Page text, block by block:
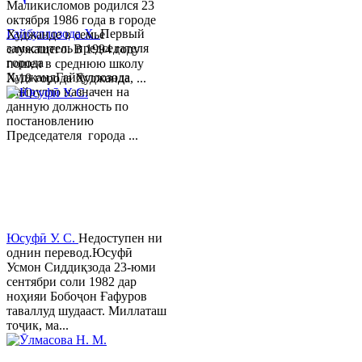
Гайбуллозода Х.Первый
заместитель председателя
города
ХуджандГайбуллозода
Хайрулло назначен на
данную должность по
постановлению
Председателя города ...
Маликисломов родился 23
октября 1986 года в городе
Худжанде в семье
служащего. В 1994 году
пошел в среднюю школу
№18 города Худжанда, ...
Юсуфӣ У. C. Недоступен ни
однин перевод.Юсуфӣ
Усмон Сиддиқзода 23-юми
сентябри соли 1982 дар
ноҳияи Бобоҷон Ғафуров
таваллуд шудааст. Миллаташ
тоҷик, ма...